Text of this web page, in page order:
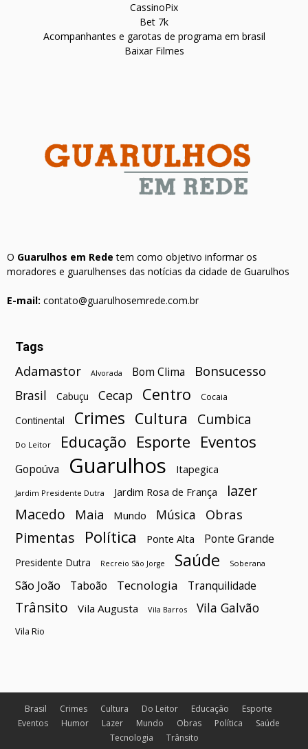
CassinoPix
Bet 7k
Acompanhantes e garotas de programa em brasil
Baixar Filmes
O Guarulhos em Rede tem como objetivo informar os
moradores e guarulhenses das notícias da cidade de Guarulhos
E-mail: contato@guarulhosemrede.com.br
Tags
Adamastor Alvorada Bom Clima Bonsucesso
Brasil Cabuçu Cecap Centro Cocaia
Continental Crimes Cultura Cumbica
Do Leitor Educação Esporte Eventos
Gopoúva Guarulhos Itapegica
Jardim Presidente Dutra Jardim Rosa de França
lazer
Macedo
Maia Mundo Música Obras
Pimentas Política Ponte Alta Ponte Grande
Presidente Dutra Recreio São Jorge Saúde Soberana
São João Taboão Tecnologia Tranquilidade
Trânsito Vila Augusta Vila Barros Vila Galvão
Vila Rio
Brasil Crimes Cultura Do Leitor Educação
Esporte
Eventos
Humor Lazer Mundo Obras Política
Saúde
Tecnologia
Trânsito